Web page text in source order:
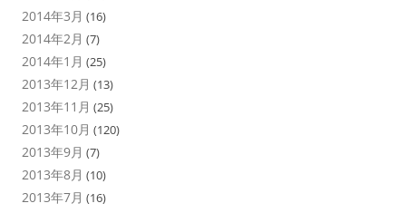
2014年3月 (16)
2014年2月 (7)
2014年1月 (25)
2013年12月 (13)
2013年11月 (25)
2013年10月 (120)
2013年9月 (7)
2013年8月 (10)
2013年7月 (16)